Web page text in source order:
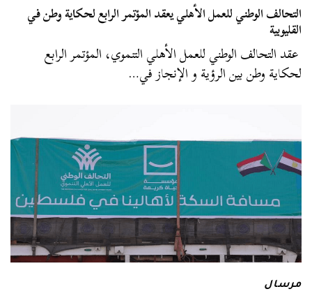
التحالف الوطني للعمل الأهلي يعقد المؤتمر الرابع لحكاية وطن في
القليوبية
عقد التحالف الوطني للعمل الأهلي التنموي، المؤتمر الرابع
لحكاية وطن بين الرؤية و الإنجاز في…
مرسال